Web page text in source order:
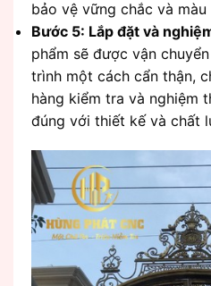
bảo vệ vững chắc và màu
Bước 5: Lắp đặt và
phẩm sẽ được vận
trình một cách cẩn thận,
hàng kiểm tra và nghiệm
đúng với thiết kế và chất